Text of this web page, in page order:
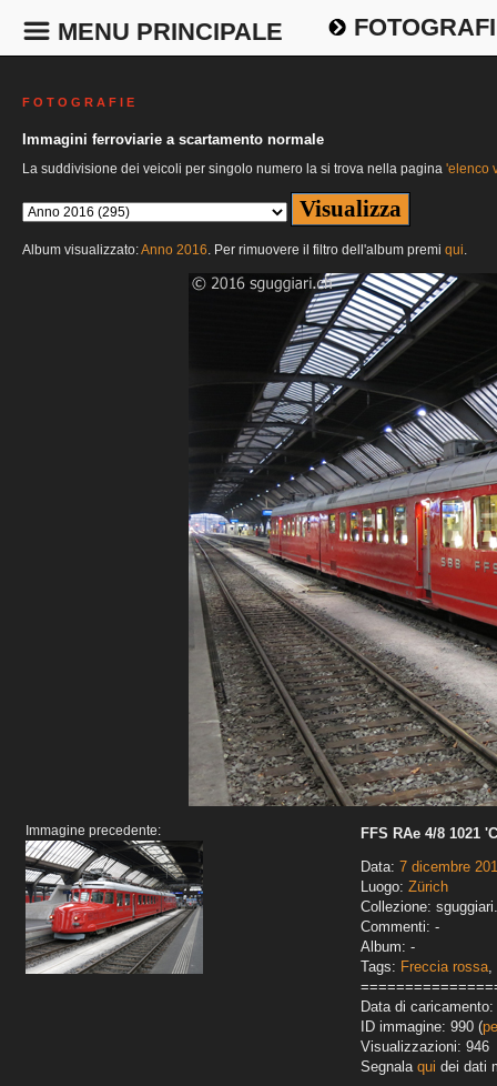
MENU PRINCIPALE
F O T O G R A F I E
Immagini ferroviarie a scartamento normale
La suddivisione dei veicoli per singolo numero la si trova nella pagina 'elenco
Album visualizzato:Anno 2016. Per rimuovere il filtro dell'album premi qui.
Immagine precedente:
FFS RAe 4/8 1021
Data: 7 dicembre
Luogo: Zürich
Collezione:
Commenti: -
Album: -
Tags: Freccia rossa,
Data di caricamento:
ID immagine: 990 (
Visualizzazioni: 946
Segnala qui dei dati